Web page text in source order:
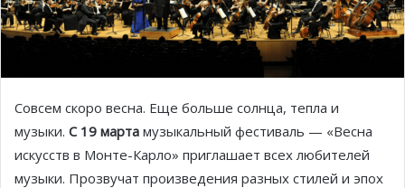
Совсем скоро весна. Еще больше солнца, тепла и
музыки. С 19 марта музыкальный фестиваль — «Весна
искусств в Монте-Карло» приглашает всех любителей
музыки. Прозвучат произведения разных стилей и эпох